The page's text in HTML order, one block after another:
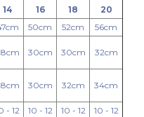
14
16
18
20
50cm 52cm
56cm
30cm 30cm 32cm
30cm 32cm 34cm
- 12
10 - 12
10 - 12
10 - 12